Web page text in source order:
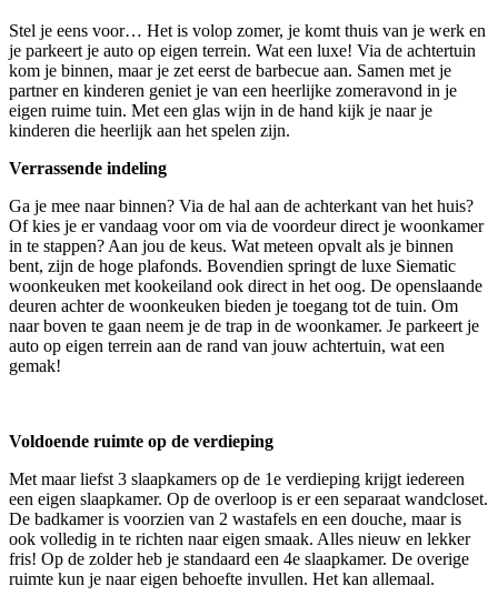
Stel je eens voor… Het is volop zomer, je komt thuis van je werk en
je parkeert je auto op eigen terrein. Wat een luxe! Via de achtertuin
kom je binnen, maar je zet eerst de barbecue aan. Samen met je
partner en kinderen geniet je van een heerlijke zomeravond in je
eigen ruime tuin. Met een glas wijn in de hand kijk je naar je
kinderen die heerlijk aan het spelen zijn.
Verrassende indeling
Ga je mee naar binnen? Via de hal aan de achterkant van het huis?
Of kies je er vandaag voor om via de voordeur direct je woonkamer
in te stappen? Aan jou de keus. Wat meteen opvalt als je binnen
bent, zijn de hoge plafonds. Bovendien springt de luxe Siematic
woonkeuken met kookeiland ook direct in het oog. De openslaande
deuren achter de woonkeuken bieden je toegang tot de tuin. Om
naar boven te gaan neem je de trap in de woonkamer. Je parkeert je
auto op eigen terrein aan de rand van jouw achtertuin, wat een
gemak!
Voldoende ruimte op de verdieping
Met maar liefst 3 slaapkamers op de 1e verdieping krijgt iedereen
een eigen slaapkamer. Op de overloop is er een separaat wandcloset.
De badkamer is voorzien van 2 wastafels en een douche, maar is
ook volledig in te richten naar eigen smaak. Alles nieuw en lekker
fris! Op de zolder heb je standaard een 4e slaapkamer. De overige
ruimte kun je naar eigen behoefte invullen. Het kan allemaal.